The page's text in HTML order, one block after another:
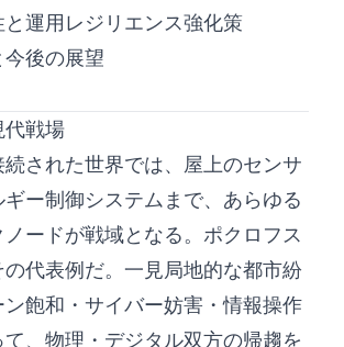
運用レジリエンス強化策
後の展望
代戦場
された世界では、屋上のセンサ
ー制御システムまで、あらゆる
ードが戦域となる。ポクロフス
の代表例だ。一見局地的な都市紛
飽和・サイバー妨害・情報操作
、物理・デジタル双方の帰趨を